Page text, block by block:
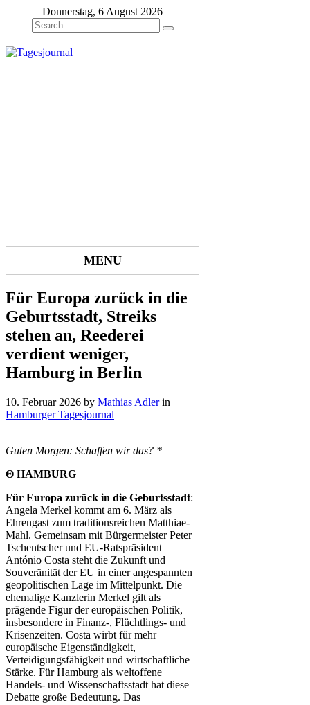
Donnerstag, 6 August 2026
MENU
Für Europa zurück in die
Geburtsstadt, Streiks
stehen an, Reederei
verdient weniger,
Hamburg in Berlin
10. Februar 2026 by Mathias Adler in
Hamburger Tagesjournal
Guten Morgen: Schaffen wir das? *
Θ HAMBURG
Für Europa zurück in die Geburtsstadt:
Angela Merkel kommt am 6. März als
Ehrengast zum traditionsreichen Matthiae-
Mahl. Gemeinsam mit Bürgermeister Peter
Tschentscher und EU-Ratspräsident
António Costa steht die Zukunft und
Souveränität der EU in einer angespannten
geopolitischen Lage im Mittelpunkt. Die
ehemalige Kanzlerin Merkel gilt als
prägende Figur der europäischen Politik,
insbesondere in Finanz-, Flüchtlings- und
Krisenzeiten. Costa wirbt für mehr
europäische Eigenständigkeit,
Verteidigungsfähigkeit und wirtschaftliche
Stärke. Für Hamburg als weltoffene
Handels- und Wissenschaftsstadt hat diese
Debatte große Bedeutung. Das